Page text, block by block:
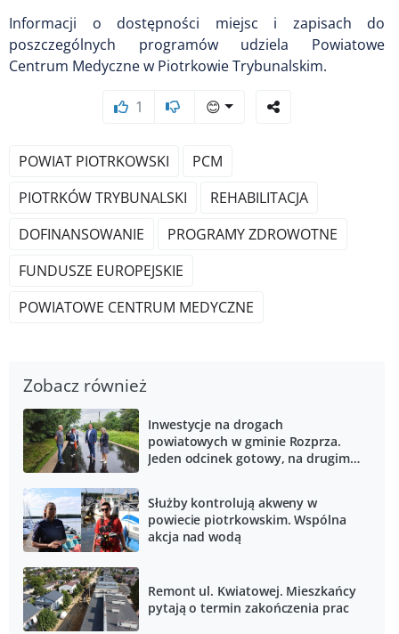
Informacji o dostępności miejsc i zapisach do
poszczególnych programów udziela Powiatowe
Centrum Medyczne w Piotrkowie Trybunalskim.
1 😊
POWIAT PIOTRKOWSKI
PCM
PIOTRKÓW TRYBUNALSKI
REHABILITACJA
DOFINANSOWANIE
PROGRAMY ZDROWOTNE
FUNDUSZE EUROPEJSKIE
POWIATOWE CENTRUM MEDYCZNE
Zobacz również
Inwestycje na drogach
powiatowych w gminie Rozprza.
Jeden odcinek gotowy, na drugim
Służby kontrolują akweny w
powiecie piotrkowskim. Wspólna
akcja nad wodą
Remont ul. Kwiatowej. Mieszkańcy
pytają o termin zakończenia prac